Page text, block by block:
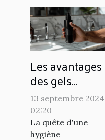
Les avantages
des gels
d'hygiène
intime pour
hommes
13 septembre 2024
02:20
La quête d'une
hygiène